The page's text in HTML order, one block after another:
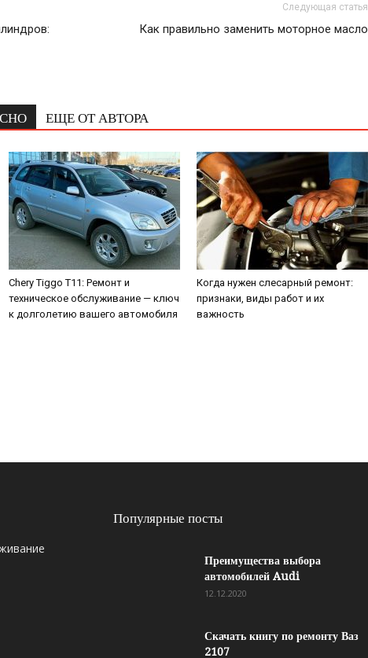
Следующая статья
Как правильно заменить моторное масло
ЕЩЕ ОТ АВТОРА
Chery Tiggo T11: Ремонт и
техническое обслуживание — ключ
к долголетию вашего автомобиля
Когда нужен слесарный ремонт:
признаки, виды работ и их
важность
Популярные посты
Преимущества выбора
автомобилей Audi
12.12.2020
Скачать книгу по ремонту Ваз
2107